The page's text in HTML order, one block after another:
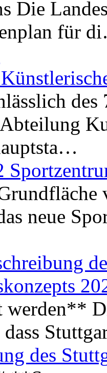
Die
für
neue
werden**
dass
des